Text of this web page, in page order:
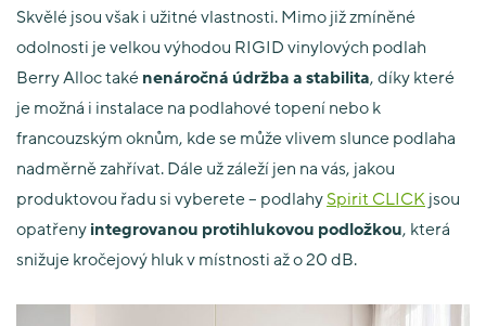
Skvělé jsou však i užitné vlastnosti. Mimo již zmíněné
odolnosti je velkou výhodou RIGID vinylových podlah
Berry Alloc také nenáročná údržba a stabilita, díky které
je možná i instalace na podlahové topení nebo k
francouzským oknům, kde se může vlivem slunce podlaha
nadměrně zahřívat. Dále už záleží jen na vás, jakou
produktovou řadu si vyberete – podlahy Spirit CLICK jsou
opatřeny integrovanou protihlukovou podložkou, která
snižuje kročejový hluk v místnosti až o 20 dB.